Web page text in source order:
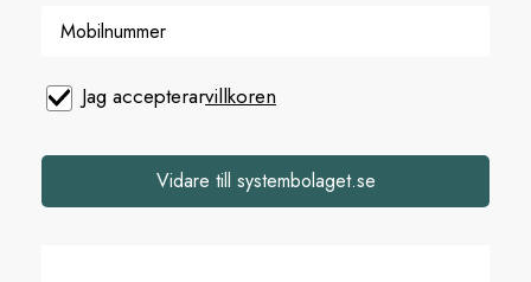
Jag accepterarvillkoren
Vidare till systembolaget.se